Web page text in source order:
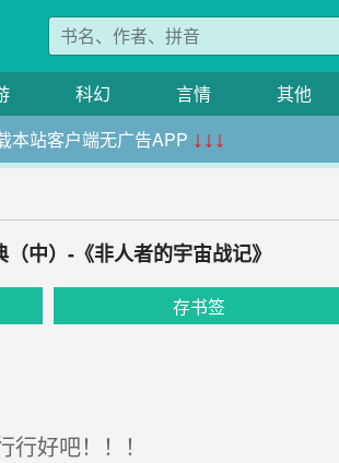
科幻 言情 其他
本站客户端无广告APP ↓↓↓
中）-《非人者的宇宙战记》
存书签
好吧！！！